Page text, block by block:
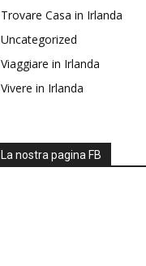
Trovare Casa in Irlanda
Uncategorized
Viaggiare in Irlanda
Vivere in Irlanda
La nostra pagina FB